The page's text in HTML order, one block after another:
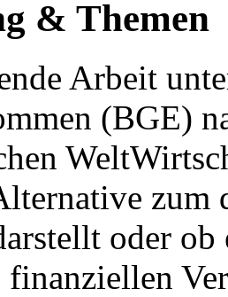
& Themen
Arbeit
(BGE)
zum
oder
finanziellen